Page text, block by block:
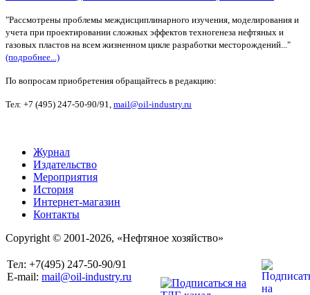
"Рассмотрены проблемы междисциплинарного изучения, моделирования и
учета при проектировании сложных эффектов техногенеза нефтяных и
газовых пластов на всем жизненном цикле разработки месторождений..."
(подробнее...)
По вопросам приобретения обращайтесь в редакцию:
Тел: +7 (495) 247-50-90/91, mail@oil-industry.ru
Журнал
Издательство
Мероприятия
История
Интернет-магазин
Контакты
Copyright © 2001-2026, «Нефтяное хозяйство»
Тел: +7(495) 247-50-90/91
E-mail: mail@oil-industry.ru